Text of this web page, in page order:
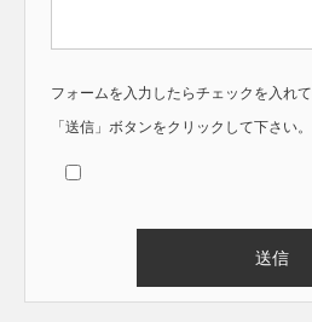
フォームを入力したらチェックを入れて
「送信」ボタンをクリックして下さい。